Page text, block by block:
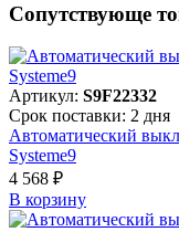
Сопутствующе
Артикул: S9F22332
Срок поставки: 2 дня
Автоматический
Systeme9
4 568 ₽
В корзинy